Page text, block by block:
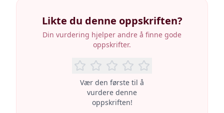
Likte du denne oppskriften?
Din vurdering hjelper andre å finne gode
oppskrifter.
Vær den første til å
vurdere denne
oppskriften!